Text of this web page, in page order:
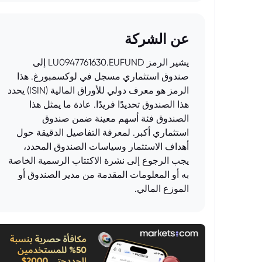
عن الشركة
يشير الرمز LU0947761630.EUFUND إلى
صندوق استثماري مسجل في لوكسمبورغ. هذا
الرمز هو معرف دولي للأوراق المالية (ISIN) يحدد
هذا الصندوق تحديدًا فريدًا. عادة ما يمثل هذا
الصندوق فئة أسهم معينة ضمن صندوق
استثماري أكبر. لمعرفة التفاصيل الدقيقة حول
أهداف الاستثمار وسياسات الصندوق المحدد،
يجب الرجوع إلى نشرة الاكتتاب الرسمية الخاصة
به أو المعلومات المقدمة من مدير الصندوق أو
الموزع المالي.